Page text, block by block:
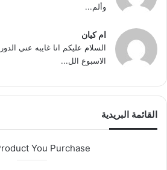
وألم...
ام كيان
السلام عليكم انا غايبه عني
الاسبوع الل...
القائمة البريدية
You Purchase